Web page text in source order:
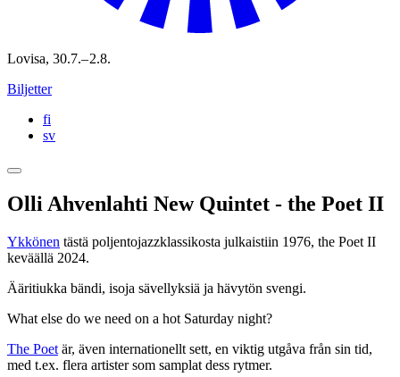
Lovisa, 30.7.– 2.8.
Biljetter
fi
sv
Olli Ahvenlahti New Quintet - the Poet II
Ykkönen tästä poljentojazzklassikosta julkaistiin 1976, the Poet II
keväällä 2024.
Ääritiukka bändi, isoja sävellyksiä ja hävytön svengi.
What else do we need on a hot Saturday night?
The Poet är, även internationellt sett, en viktig utgåva från sin tid,
med t.ex. flera artister som samplat dess rytmer.